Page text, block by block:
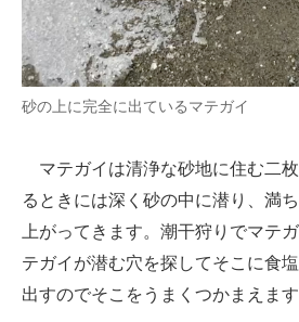
砂の上に完全に出ているマテガイ
マテガイは清浄な砂地に住む二
るときには深く砂の中に潜り、満
上がってきます。潮干狩りでマテ
テガイが潜む穴を探してそこに食
出すのでそこをうまくつかまえます